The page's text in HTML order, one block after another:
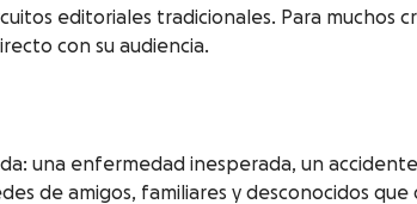
editoriales tradicionales. Para muchos
con su audiencia.
una enfermedad inesperada, un
de amigos, familiares y desconocidos